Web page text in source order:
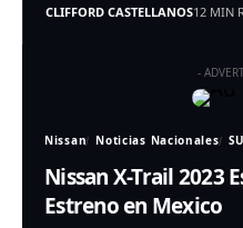
CLIFFORD CASTELLANOS12 MIN
-
Nissan Noticias Nacionales
Nissan X-Trail 2023
Estreno en Mexico